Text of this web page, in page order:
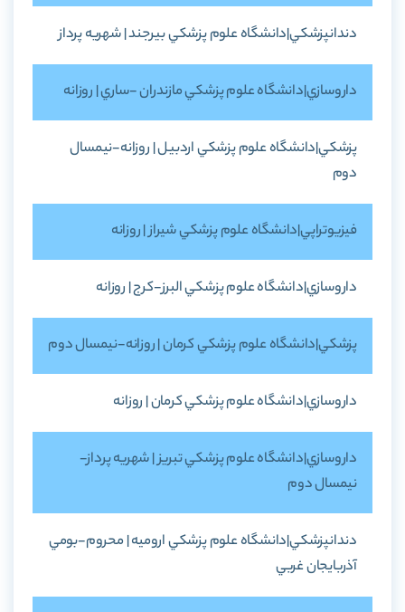
دندانپزشکي|دانشگاه علوم پزشکي بيرجند | شهريه پرداز
داروسازي|دانشگاه علوم پزشکي مازندران -ساري | روزانه
پزشکي|دانشگاه علوم پزشکي اردبيل | روزانه-نيمسال
دوم
فيزيوتراپي|دانشگاه علوم پزشکي شيراز | روزانه
داروسازي|دانشگاه علوم پزشکي البرز-کرج | روزانه
پزشکي|دانشگاه علوم پزشکي کرمان | روزانه-نيمسال دوم
داروسازي|دانشگاه علوم پزشکي کرمان | روزانه
داروسازي|دانشگاه علوم پزشکي تبريز | شهريه پرداز-
نيمسال دوم
دندانپزشکي|دانشگاه علوم پزشکي اروميه | محروم-بومي
آذربايجان غربي